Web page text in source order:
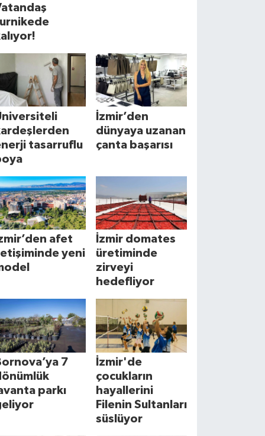
tasarruflu
İzmir’den
dünyaya uzanan
çanta başarısı
afet
yeni
İzmir domates
üretiminde
zirveyi
hedefliyor
7
parkı
İzmir'de
çocukların
hayallerini
Filenin Sultanları
süslüyor